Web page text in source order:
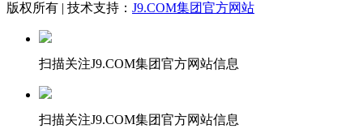
版权所有 | 技术支持： J9.COM集团官方网站
扫描关注J9.COM集团官方网站信息
扫描关注J9.COM集团官方网站信息